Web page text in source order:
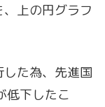
上の円グラフ
た為、先進国
低下したこ